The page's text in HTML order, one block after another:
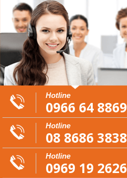
Hotline
0966 64 8869
Hotline
08 8686 3838
Hotline
0969 19 2626